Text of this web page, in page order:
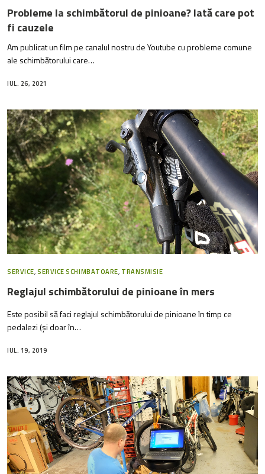
Probleme la schimbătorul de pinioane? Iată care pot
fi cauzele
Am publicat un film pe canalul nostru de Youtube cu probleme comune
ale schimbătorului care…
IUL. 26, 2021
SERVICE,SERVICE SCHIMBATOARE, TRANSMISIE
Reglajul schimbătorului de pinioane în mers
Este posibil să faci reglajul schimbătorului de pinioane în timp ce
pedalezi (și doar în…
IUL. 19, 2019